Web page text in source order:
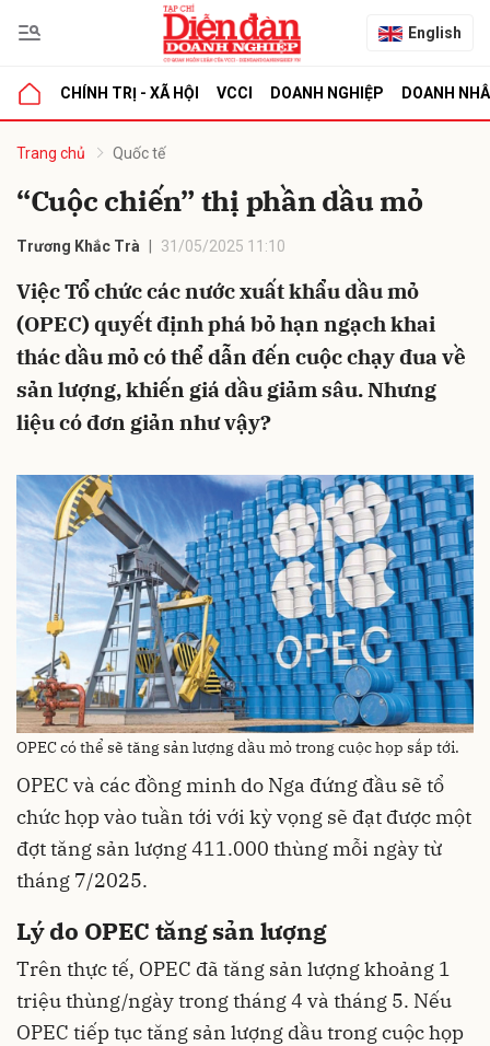
English
CHÍNH TRỊ - XÃ HỘI VCCI DOANH NGHIỆP DOANH
Trang chủ Quốc tế
“Cuộc chiến” thị phần dầu mỏ
Trương Khắc Trà 31/05/2025 11:10
Việc Tổ chức các nước xuất khẩu dầu mỏ
(OPEC) quyết định phá bỏ hạn ngạch khai
thác dầu mỏ có thể dẫn đến cuộc chạy đua về
sản lượng, khiến giá dầu giảm sâu. Nhưng
liệu có đơn giản như vậy?
OPEC có thể sẽ tăng sản lượng dầu mỏ trong cuộc họp sắp tới.
OPEC và các đồng minh do Nga đứng đầu sẽ tổ
chức họp vào tuần tới với kỳ vọng sẽ đạt được một
đợt tăng sản lượng 411.000 thùng mỗi ngày từ
tháng 7/2025.
Lý do OPEC tăng sản lượng
Trên thực tế, OPEC đã tăng sản lượng khoảng 1
triệu thùng/ngày trong tháng 4 và tháng 5. Nếu
OPEC tiếp tục tăng sản lượng dầu trong cuộc họp
luận
Hủy